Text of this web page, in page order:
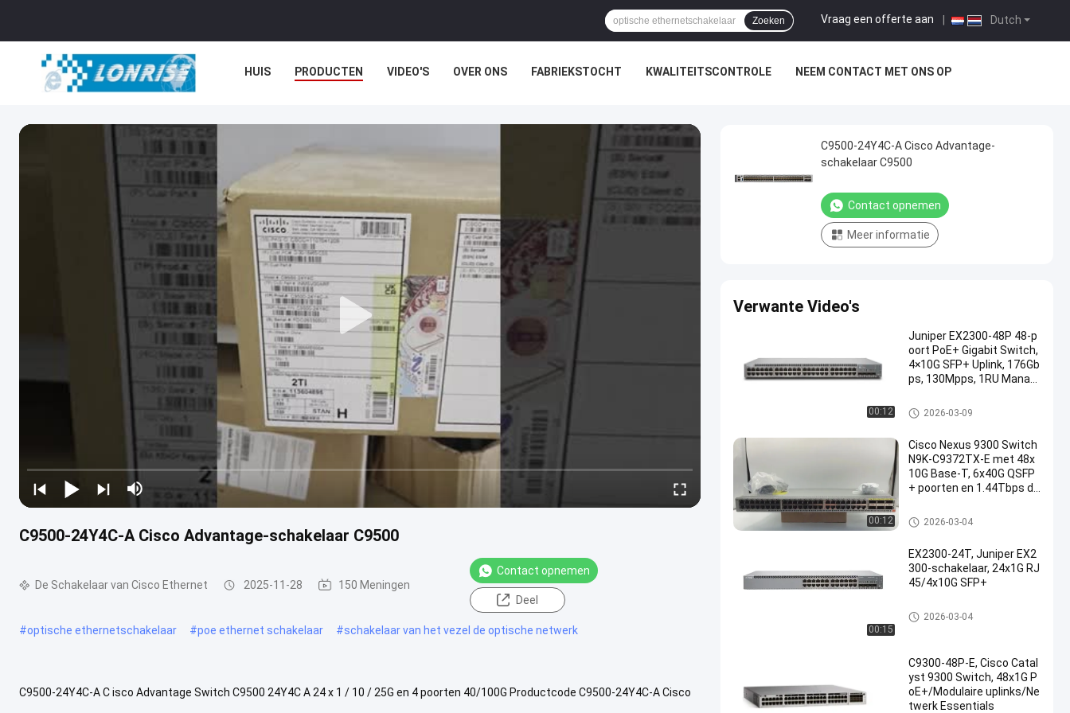
Dutch
Vraag een offerte aan
Zoeken
HUIS PRODUCTEN VIDEO'S OVER ONS FABRIEKSTOCHT KWALITEITSCONTROLE NEEM CONTACT MET ONS OP
C9500-24Y4C-A Cisco Advantage-schakelaar C9500
De Schakelaar van Cisco Ethernet 2025-11-28 150 Meningen
Contact opnemen
Deel
#optische ethernetschakelaar #poe ethernet schakelaar #schakelaar van het vezel de optische netwerk
C9500-24Y4C-A C isco Advantage Switch C9500 24Y4C A 24 x 1 / 10 / 25G en 4 poorten 40/100G Productcode C9500-24Y4C-A Cisco
C9500-24Y4C-A Cisco Advantage-
schakelaar C9500
Contact opnemen
Meer informatie
Verwante Video's
00:12
Juniper EX2300-48P 48-p
oort PoE+ Gigabit Switch,
4×10G SFP+ Uplink, 176Gb
ps, 130Mpps, 1RU Manag
De Schakelaar van Cisco Ether
net
2026-03-09
00:12
Cisco Nexus 9300 Switch
N9K-C9372TX-E met 48x
10G Base-T, 6x40G QSFP
+ poorten en 1.44Tbps do
De Schakelaar van Cisco Ether
net
2026-03-04
00:15
EX2300-24T, Juniper EX2
300-schakelaar, 24x1G RJ
45/4x10G SFP+
De Schakelaar van Cisco Ether
net
2026-03-04
C9300-48P-E, Cisco Catal
yst 9300 Switch, 48x1G P
oE+/Modulaire uplinks/Ne
twerk Essentials